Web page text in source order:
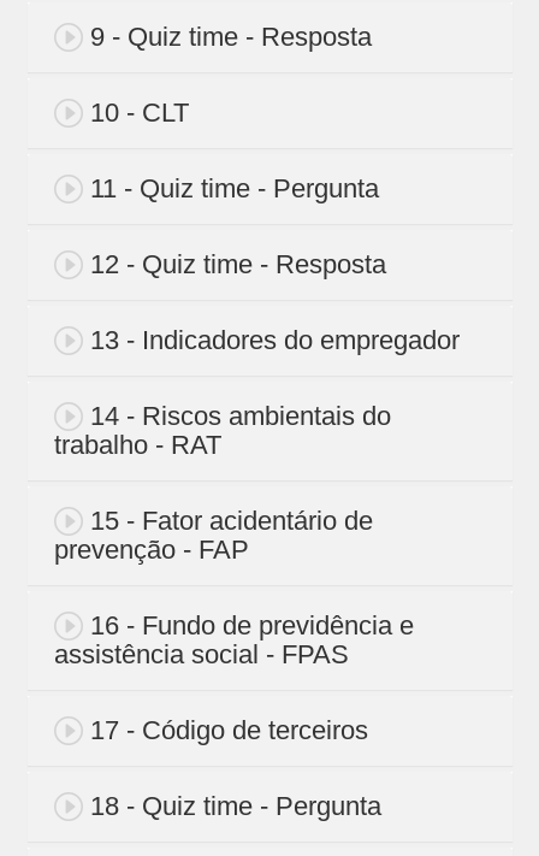
9 - Quiz time - Resposta
10 - CLT
11 - Quiz time - Pergunta
12 - Quiz time - Resposta
13 - Indicadores do empregador
14 - Riscos ambientais do
trabalho - RAT
15 - Fator acidentário de
prevenção - FAP
16 - Fundo de previdência e
assistência social - FPAS
17 - Código de terceiros
18 - Quiz time - Pergunta